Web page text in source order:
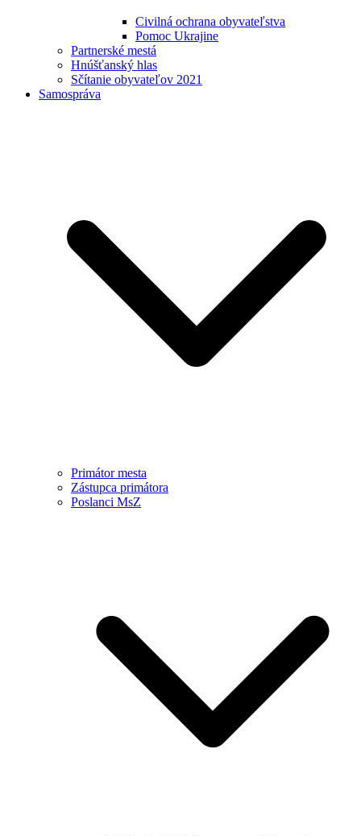
Civilná ochrana obyvateľstva
Pomoc Ukrajine
Partnerské mestá
Hnúšťanský hlas
Sčítanie obyvateľov 2021
Samospráva
Primátor mesta
Zástupca primátora
Poslanci MsZ